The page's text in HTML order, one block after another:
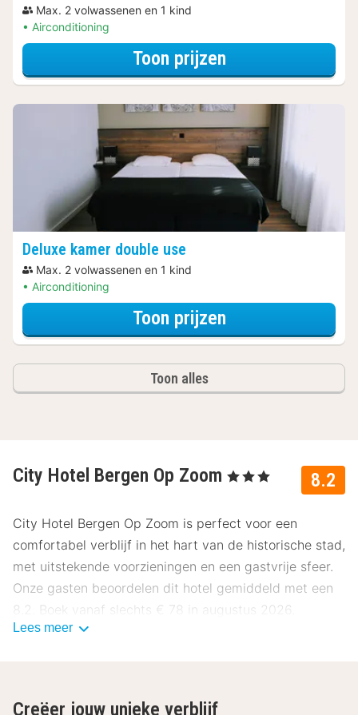
Max. 2 volwassenen en 1 kind
Airconditioning
Toon prijzenvoor Ontbijt
Deluxe kamer double use
Max. 2 volwassenen en 1 kind
Airconditioning
Toon prijzenvoor Ontbijt
Toon alles
8.2
City Hotel Bergen Op Zoom , 3 Sterren
City Hotel Bergen Op Zoom is perfect voor een
comfortabel verblijf in het hart van de historische stad,
met uitstekende voorzieningen en een gastvrije sfeer.
Onze gasten beoordelen dit hotel gemiddeld met een
8.2. Boek vanaf slechts € 78 in augustus 2026.
Lees meer
Creëer jouw unieke verblijf